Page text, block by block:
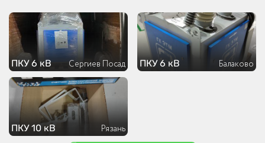
ПКУ 6 кВ Сергиев Посад ПКУ 6 кВ Балаково
ПКУ 10 кВ Рязань